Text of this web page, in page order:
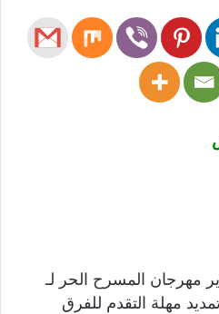
مهرجان المسرح الحر لـ
مهلة التقدم للفرق